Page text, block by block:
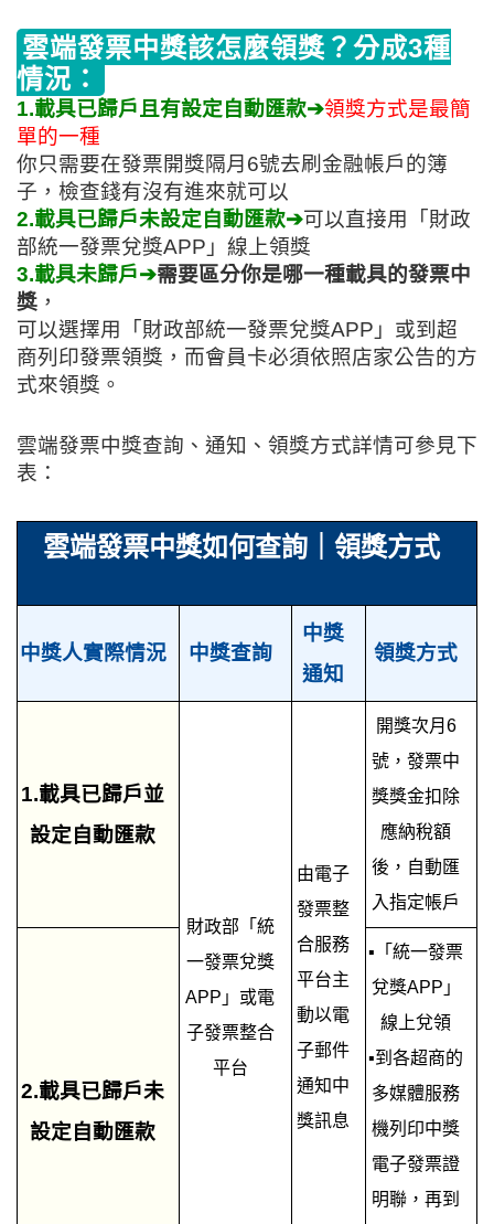
雲端發票中獎該怎麼領獎？分成3種
情況：
1.載具已歸戶且有設定自動匯款➔領獎方式是最簡
單的一種
你只需要在發票開獎隔月6號去刷金融帳戶的簿
子，檢查錢有沒有進來就可以
2.載具已歸戶未設定自動匯款➔可以直接用「財政
部統一發票兌獎APP」線上領獎
3.載具未歸戶➔需要區分你是哪一種載具的發票中
獎 ，
可以選擇用「財政部統一發票兌獎APP」或到超
商列印發票領獎，而會員卡必須依照店家公告的方
式來領獎。
雲端發票中獎查詢、通知、領獎方式詳情可參見下
表：
雲端發票中獎如何查詢｜領獎方式
中獎人實際情況 中獎查詢
中獎
通知
領獎方式
1.載具已歸戶並
設定自動匯款
財政部「統
一發票兌獎
APP」或電
子發票整合
平台
由電子
發票整
合服務
平台主
動以電
子郵件
通知中
獎訊息
開獎次月6
號，發票中
獎獎金扣除
應納稅額
後，自動匯
入指定帳戶
2.載具已歸戶未
設定自動匯款
▪「統一發票
兌獎APP」
線上兌領
▪到各超商的
多媒體服務
機列印中獎
電子發票證
明聯，再到